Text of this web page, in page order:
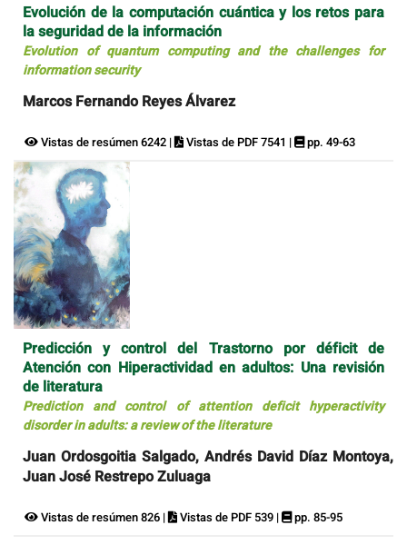
Evolución de la computación cuántica y los retos para
la seguridad de la información
Evolution of quantum computing and the challenges for
information security
Marcos Fernando Reyes Álvarez
Vistas de resúmen 6242 | Vistas de PDF 7541 | pp. 49-63
Predicción y control del Trastorno por déficit de
Atención con Hiperactividad en adultos: Una revisión
de literatura
Prediction and control of attention deficit hyperactivity
disorder in adults: a review of the literature
Juan Ordosgoitia Salgado, Andrés David Díaz Montoya,
Juan José Restrepo Zuluaga
Vistas de resúmen 826 | Vistas de PDF 539 | pp. 85-95